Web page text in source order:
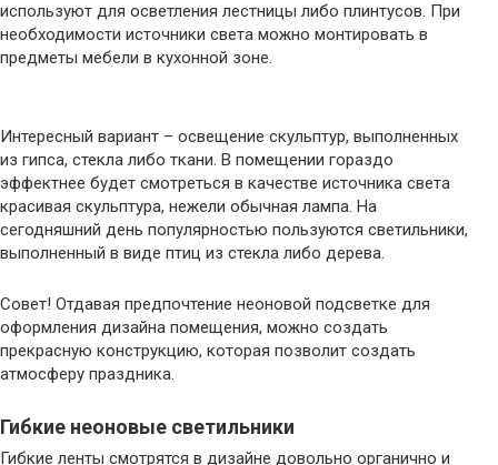
используют для осветления лестницы либо плинтусов. При
необходимости источники света можно монтировать в
предметы мебели в кухонной зоне.
Интересный вариант – освещение скульптур, выполненных
из гипса, стекла либо ткани. В помещении гораздо
эффектнее будет смотреться в качестве источника света
красивая скульптура, нежели обычная лампа. На
сегодняшний день популярностью пользуются светильники,
выполненный в виде птиц из стекла либо дерева.
Совет! Отдавая предпочтение неоновой подсветке для
оформления дизайна помещения, можно создать
прекрасную конструкцию, которая позволит создать
атмосферу праздника.
Гибкие неоновые светильники
Гибкие ленты смотрятся в дизайне довольно органично и